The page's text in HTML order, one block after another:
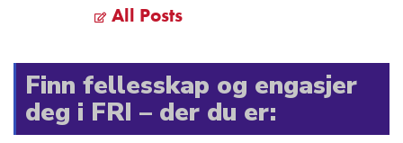
All Posts
Finn fellesskap og engasjer
deg i FRI – der du er: